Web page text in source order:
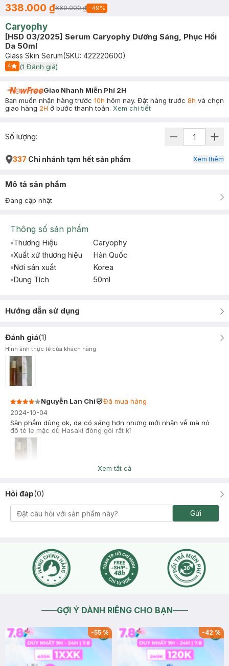
338.000 ₫660.000 ₫ -49%
Caryophy
[HSD 03/2025] Serum Caryophy Dưỡng Sáng, Phục Hồi
Da 50ml
Glass Skin Serum(SKU: 422220600)
4
Start Icon
(1 Đánh giá)
Giao Nhanh Miễn Phí 2H
Bạn muốn nhận hàng trước 10h hôm nay. Đặt hàng trước 8h và chọn
giao hàng 2H ở bước thanh toán. Xem chi tiết
Số lượng:
337 Chi nhánh tạm hết sản phẩm Xem thêm
Mô tả sản phẩm
Đang cập nhật
Thông số sản phẩm
Thương Hiệu
Caryophy
Xuất xứ thương hiệu
Hàn Quốc
Nơi sản xuất
Korea
Dung Tích
50ml
Hướng dẫn sử dụng
Đánh giá(1)
Hình ảnh thực tế của khách hàng
Nguyễn Lan Chi
Đã mua hàng
2024-10-04
Sản phẩm dùng ok, da có sáng hơn nhưng mới nhận về mà nó
đổ tè le mặc dù Hasaki đóng gói rất kĩ
Xem tất cả
Hỏi đáp(0)
Gửi
GỢI Ý DÀNH RIÊNG CHO BẠN
-55% -42%